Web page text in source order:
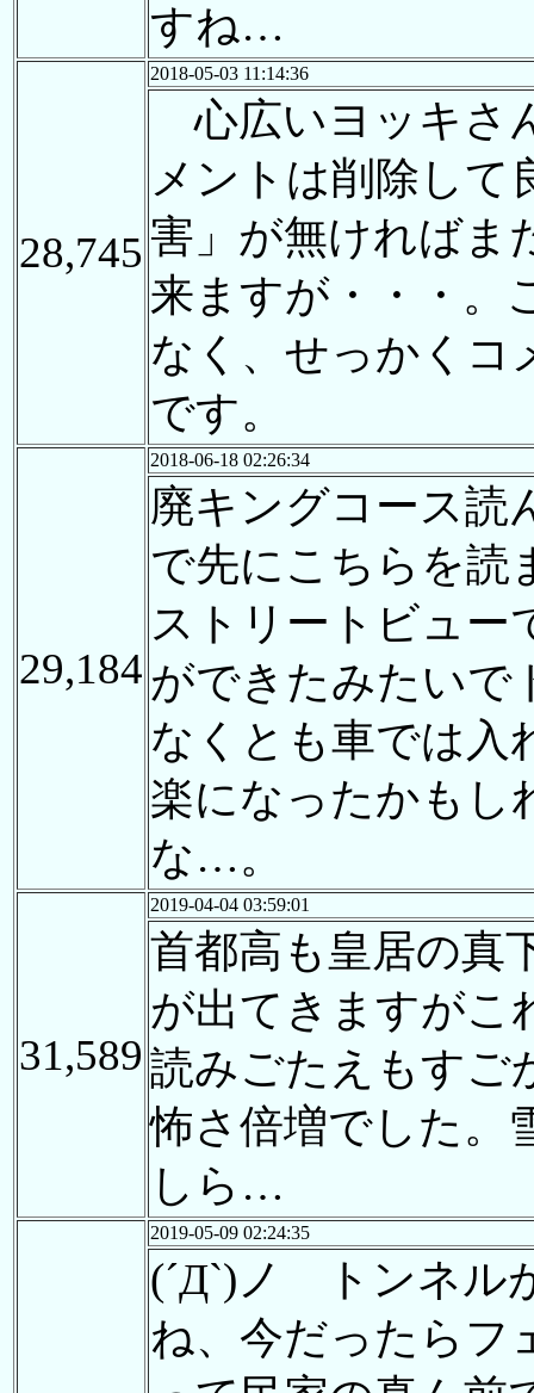
すね…
28,745
2018-05-03 11:14:36
心広いヨッキさ
メントは削除し
害」が無ければま
来ますが・・・。
なく、せっかくコ
です。
29,184
2018-06-18 02:26:34
廃キングコース読
で先にこちらを読
ストリートビュー
ができたみたいで
なくとも車では入
楽になったかもし
な…。
31,589
2019-04-04 03:59:01
首都高も皇居の真
が出てきますがこ
読みごたえもすご
怖さ倍増でした。
しら…
2019-05-09 02:24:35
(´Д`)ノ トンネル
ね、今だったらフ